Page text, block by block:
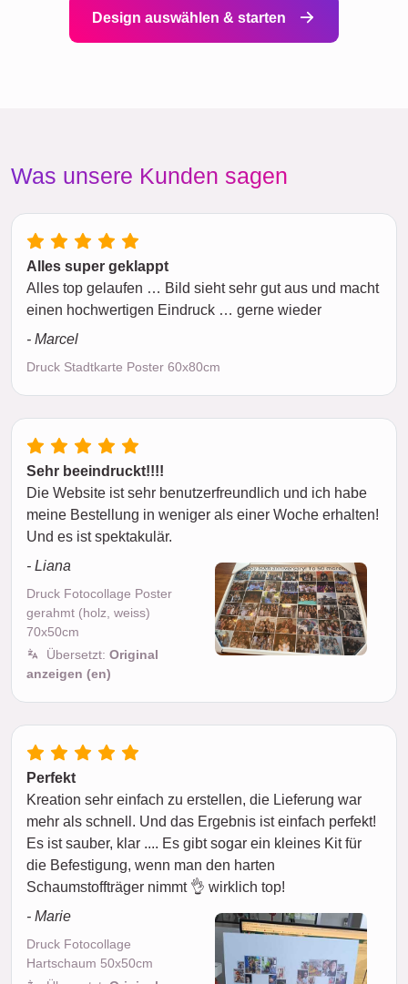
Design auswählen & starten
Was unsere Kunden sagen
Alles super geklappt
Alles top gelaufen … Bild sieht sehr gut aus und macht
einen hochwertigen Eindruck … gerne wieder
- Marcel
Druck Stadtkarte Poster 60x80cm
Sehr beeindruckt!!!!
Die Website ist sehr benutzerfreundlich und ich habe
meine Bestellung in weniger als einer Woche erhalten!
Und es ist spektakulär.
- Liana
Druck Fotocollage Poster
gerahmt (holz, weiss)
70x50cm
Übersetzt: Original
anzeigen (en)
Perfekt
Kreation sehr einfach zu erstellen, die Lieferung war
mehr als schnell. Und das Ergebnis ist einfach perfekt!
Es ist sauber, klar .... Es gibt sogar ein kleines Kit für
die Befestigung, wenn man den harten
Schaumstoffträger nimmt 👌 wirklich top!
- Marie
Druck Fotocollage
Hartschaum 50x50cm